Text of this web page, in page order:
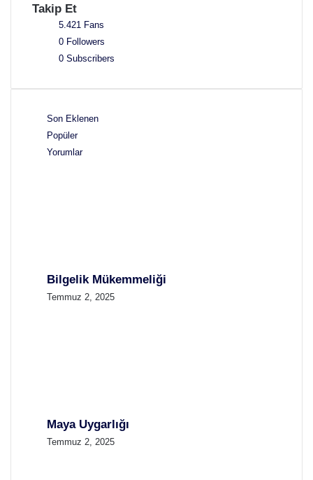
Takip Et
5.421 Fans
0 Followers
0 Subscribers
Son Eklenen
Popüler
Yorumlar
Bilgelik Mükemmeliği
Temmuz 2, 2025
Maya Uygarlığı
Temmuz 2, 2025